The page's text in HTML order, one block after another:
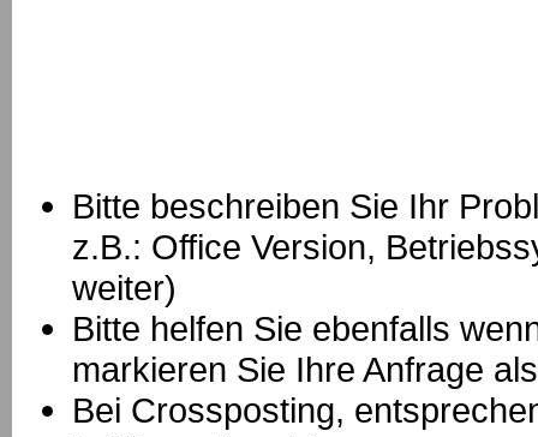
Bitte beschreiben Sie Ihr
z.B.: Office Version,
weiter)
Bitte helfen Sie ebenfalls
markieren Sie Ihre Anfrage
Bei Crossposting,